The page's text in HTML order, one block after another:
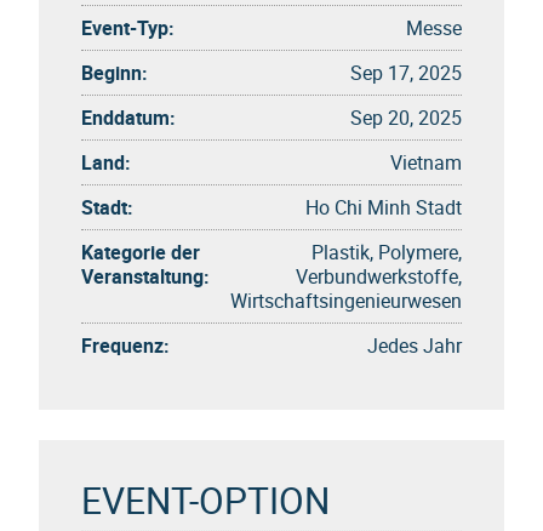
Event-Typ:
Messe
Beginn:
Sep 17, 2025
Enddatum:
Sep 20, 2025
Land:
Vietnam
Stadt:
Ho Chi Minh Stadt
Kategorie der
Veranstaltung:
Plastik, Polymere,
Verbundwerkstoffe,
Wirtschaftsingenieurwesen
Frequenz:
Jedes Jahr
EVENT-OPTION